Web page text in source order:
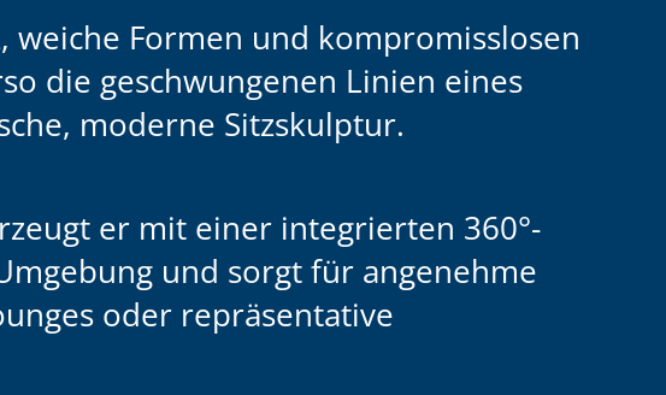
weiche Formen und kompromisslosen
die geschwungenen Linien eines
moderne Sitzskulptur.
er mit einer integrierten 360°-
und sorgt für angenehme
oder repräsentative